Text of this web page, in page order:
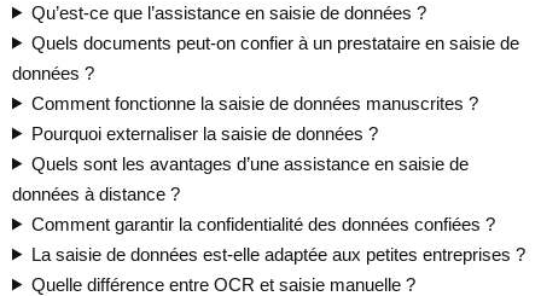
Qu’est-ce que l’assistance en saisie de données ?
Quels documents peut-on confier à un prestataire en saisie de
données ?
Comment fonctionne la saisie de données manuscrites ?
Pourquoi externaliser la saisie de données ?
Quels sont les avantages d’une assistance en saisie de
données à distance ?
Comment garantir la confidentialité des données confiées ?
La saisie de données est-elle adaptée aux petites entreprises ?
Quelle différence entre OCR et saisie manuelle ?